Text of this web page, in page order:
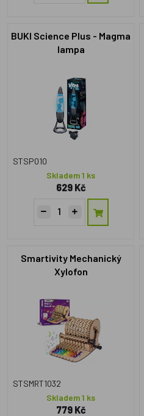
BUKI Science Plus - Magma
lampa
STSP010
Skladem 1 ks
629 Kč
Smartivity Mechanický
Xylofon
STSMRT1032
Skladem 1 ks
779 Kč